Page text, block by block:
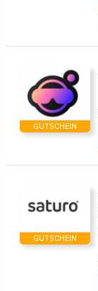
GUTSCHEIN
GUTSCHEIN